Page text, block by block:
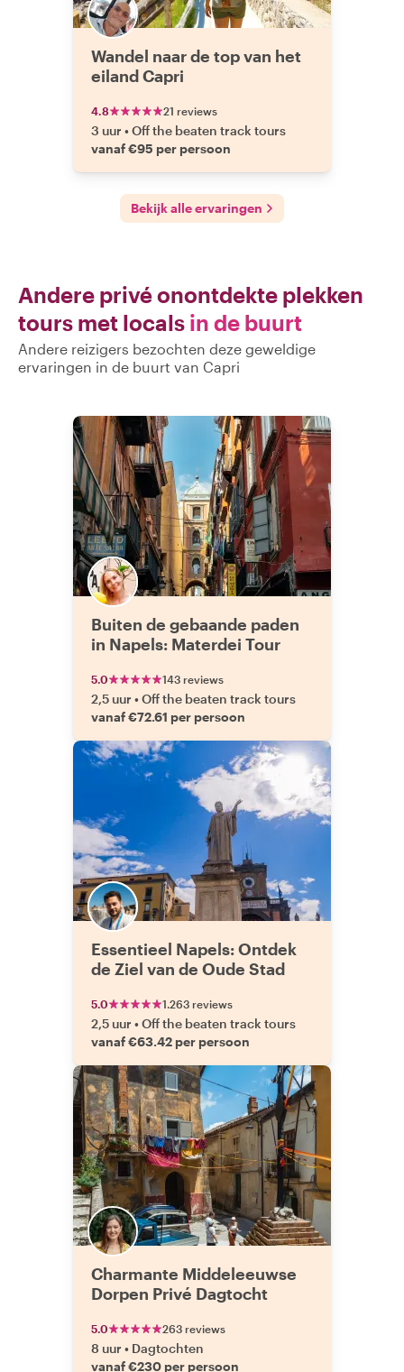
gevormd. Dank je, Raffaele, dat je me
Wandel naar de top van het
eiland Capri
4.8 21 reviews
3 uur •Off the beaten track tours
vanaf €95 per persoon
Bekijk alle ervaringen
Andere privé onontdekte plekken
tours met locals in de buurt
Andere reizigers bezochten deze geweldige
ervaringen in de buurt van Capri
Buiten de gebaande paden
in Napels: Materdei Tour
5.0 143 reviews
2,5 uur •Off the beaten track tours
vanaf €72.61 per persoon
Essentieel Napels: Ontdek
de Ziel van de Oude Stad
5.0 1.263 reviews
2,5 uur •Off the beaten track tours
vanaf €63.42 per persoon
Charmante Middeleeuwse
Dorpen Privé Dagtocht
5.0 263 reviews
8 uur • Dagtochten
vanaf €230 per persoon